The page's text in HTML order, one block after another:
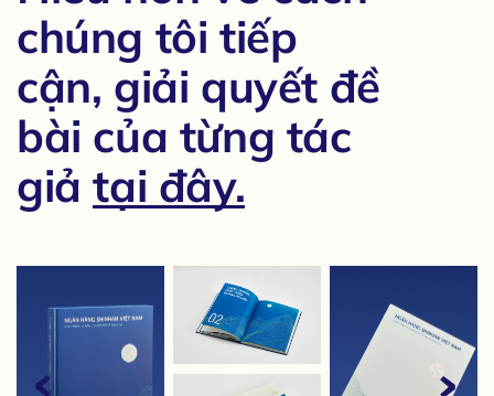
chúng tôi tiếp
cận, giải quyết đề
bài của từng tác
giảtại đây.